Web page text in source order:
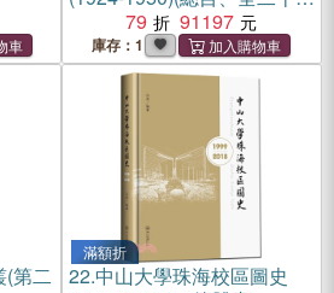
冊共61本)（簡體書）
79 91197
庫存：1
(第二
滿額折
22.中山大學珠海校區圖史